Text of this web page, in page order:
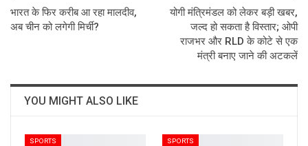
भारत के फिर करीब आ रहा मालदीव,
अब चीन को लगेगी मिर्ची?
योगी मंत्रिमंडल को लेकर बड़ी खबर,
जल्द हो सकता है विस्तार; ओपी
राजभर और RLD के कोटे से एक
मंत्री बनाए जाने की अटकलें
YOU MIGHT ALSO LIKE
SPORTS SPORTS